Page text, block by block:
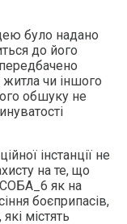
було надано
до його
чи іншого
обшуку не
інстанції не
на те, що
як на
боєприпасів,
містять